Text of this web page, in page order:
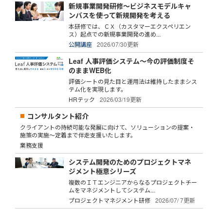
新規事業開発研修～ビジネスモデルキャ
ンバスを使って新規開発を考える
本研修では、ＣＸ（カスタマーエクスペリエン
ス）起点での新規事業開発の進め...
公開講座
2026/07/30更新
Leaf 人事評価システム～今の評価制度そ
のままWEB化
評価シートの見た目と運用法は維持したままシス
テム化を実現します。
HRテック
2026/03/19更新
コンサルタント紹介
クライアントの持続可能な発展に向けて、ソリューションの提案・
施策の実施～定着まで伴走支援いたします。
業務支援
システム開発のためのプロジェクトマネ
ジメント極意シリーズ
複数のＩＴエンジニアからなるプロジェクトチー
ムをマネジメントしてシステム...
プロジェクトマネジメント研修
2026/07/ 7更新